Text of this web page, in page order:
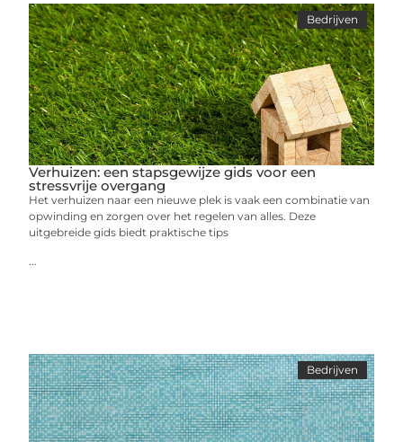
Bedrijven
Verhuizen: een stapsgewijze gids voor een
stressvrije overgang
Het verhuizen naar een nieuwe plek is vaak een combinatie van
opwinding en zorgen over het regelen van alles. Deze
uitgebreide gids biedt praktische tips
...
Bedrijven